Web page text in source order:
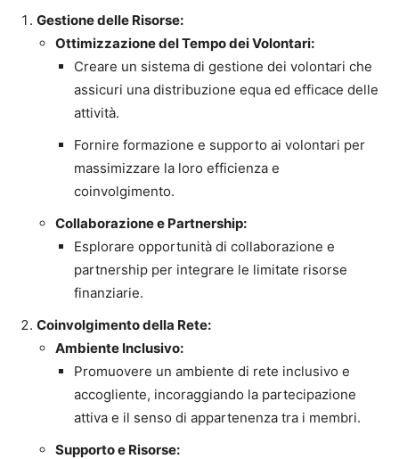
Gestione delle Risorse:
Ottimizzazione del Tempo dei Volontari:
Creare un sistema di gestione dei volontari che
assicuri una distribuzione equa ed efficace delle
attività.
Fornire formazione e supporto ai volontari per
massimizzare la loro efficienza e
coinvolgimento.
Collaborazione e Partnership:
Esplorare opportunità di collaborazione e
partnership per integrare le limitate risorse
finanziarie.
Coinvolgimento della Rete:
Ambiente Inclusivo:
Promuovere un ambiente di rete inclusivo e
accogliente, incoraggiando la partecipazione
attiva e il senso di appartenenza tra i membri.
Supporto e Risorse: